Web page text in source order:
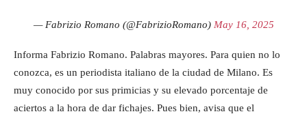
— Fabrizio Romano (@FabrizioRomano) May 16, 2025
Informa Fabrizio Romano. Palabras mayores. Para quien no lo
conozca, es un periodista italiano de la ciudad de Milano. Es
muy conocido por sus primicias y su elevado porcentaje de
aciertos a la hora de dar fichajes. Pues bien, avisa que el